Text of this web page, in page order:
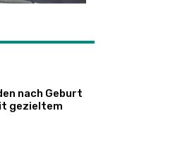
nach Geburt
gezieltem